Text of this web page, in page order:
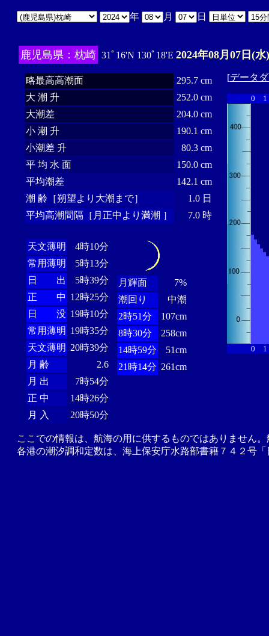
年 月 日
鹿児島県：枕崎 31ﾟ16'N 130ﾟ18'E 2024年08月07日(水)
略最高高潮面
295.7 cm
大 潮 升
252.0 cm
大潮差
204.0 cm
小 潮 升
190.1 cm
小潮差 升
80.3 cm
平 均 水 面
150.0 cm
平均潮差
142.1 cm
潮 齢［朔望より大潮まで］
1.0 日
平均高潮間隔［月正中より満潮 ］
7.0 時
天文薄明
4時10分
常用薄明
5時13分
日 出
5時39分
正 中 12時25分
日 没 19時10分
常用薄明 19時35分
天文薄明 20時39分
月 齢
2.6
月 出
7時54分
正 中
14時26分
月 入
20時50分
月輝面
7%
潮回り
中潮
2時51分
107cm
8時30分
258cm
14時59分
51cm
21時14分 261cm
[データ
0 1
0 1
ここでの情報は、航海の用に供するものではありません
各港の潮汐調和定数は、海上保安庁水路部書籍７４２号